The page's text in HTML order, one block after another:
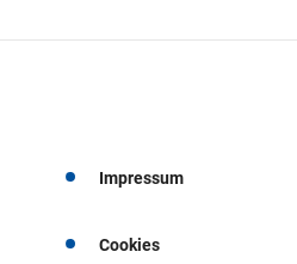
Impressum
Cookies